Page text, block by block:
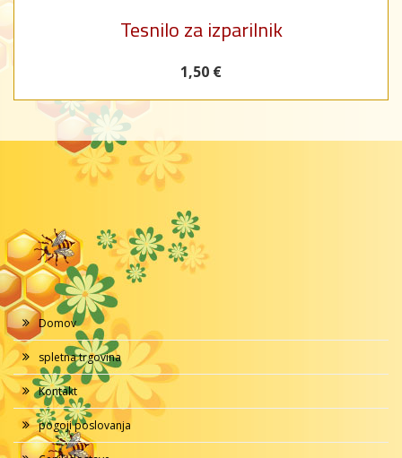
Tesnilo za izparilnik
1,50 €
Domov
spletna trgovina
Kontakt
pogoji poslovanja